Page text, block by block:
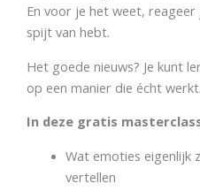
En voor je het weet,
spijt van hebt.
Het goede nieuws? Je kunt
op een manier die écht werkt.
In deze gratis
Wat emoties eigenlijk
vertellen